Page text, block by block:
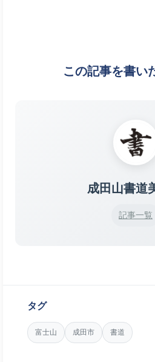
この記事を書い
成田山書道
記事一覧
タグ
富士山 成田市 書道